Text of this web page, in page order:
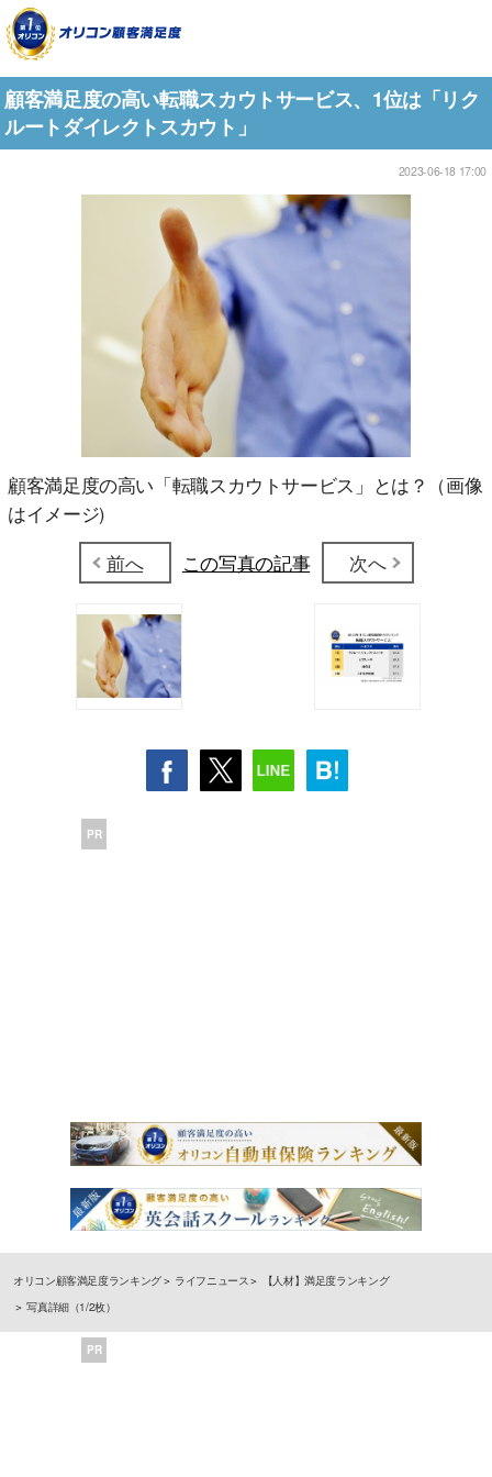
顧客満足度の高い転職スカウトサービス、1位は「リク
ルートダイレクトスカウト」
2023-06-18 17:00
顧客満足度の高い「転職スカウトサービス」とは？（画像
はイメージ)
前へ
この写真の記事 次へ
PR
オリコン顧客満足度ランキング ライフニュース
【人材】満足度ランキング
写真詳細（1/2枚）
PR